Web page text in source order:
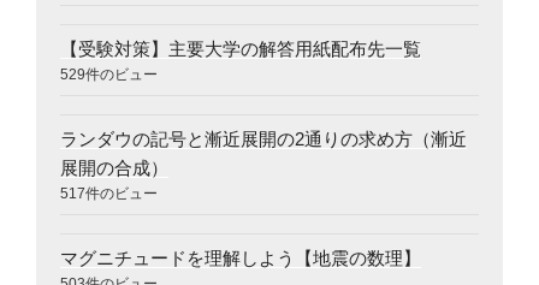
【受験対策】主要大学の解答用紙配布先一覧
529件のビュー
ランダウの記号と漸近展開の2通りの求め方（漸近
展開の合成）
517件のビュー
マグニチュードを理解しよう【地震の数理】